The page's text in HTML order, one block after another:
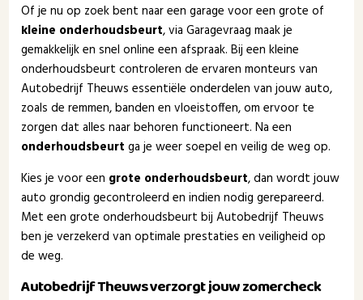
Of je nu op zoek bent naar een garage voor een grote of
kleine onderhoudsbeurt, via Garagevraag maak je
gemakkelijk en snel online een afspraak. Bij een kleine
onderhoudsbeurt controleren de ervaren monteurs van
Autobedrijf Theuws essentiële onderdelen van jouw auto,
zoals de remmen, banden en vloeistoffen, om ervoor te
zorgen dat alles naar behoren functioneert. Na een
onderhoudsbeurt ga je weer soepel en veilig de weg op.
Kies je voor een grote onderhoudsbeurt, dan wordt jouw
auto grondig gecontroleerd en indien nodig gerepareerd.
Met een grote onderhoudsbeurt bij Autobedrijf Theuws
ben je verzekerd van optimale prestaties en veiligheid op
de weg.
Autobedrijf Theuws verzorgt jouw zomercheck